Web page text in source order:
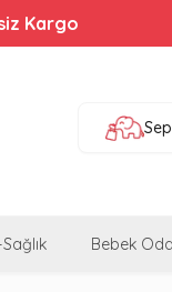
Kargo
İndirim!
Bebek